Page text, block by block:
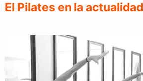
El Pilates en la actualidad